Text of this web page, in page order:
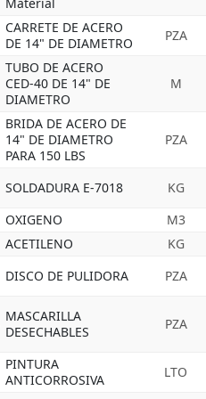
CARRETE DE ACERO
DE 14" DE DIAMETRO
PZA
TUBO DE ACERO
CED-40 DE 14" DE
DIAMETRO
M
BRIDA DE ACERO DE
14" DE DIAMETRO
PARA 150 LBS
PZA
SOLDADURA E-7018
KG
OXIGENO
M3
ACETILENO
KG
DISCO DE PULIDORA
PZA
MASCARILLA
DESECHABLES
PZA
PINTURA
ANTICORROSIVA
LTO